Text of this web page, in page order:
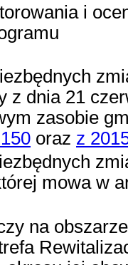
i
z dnia 21
zasobie
oraz z
mowa w
na